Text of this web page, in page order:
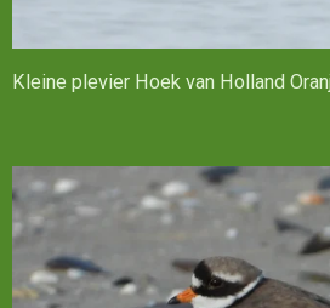
Kleine plevier Hoek van Holland